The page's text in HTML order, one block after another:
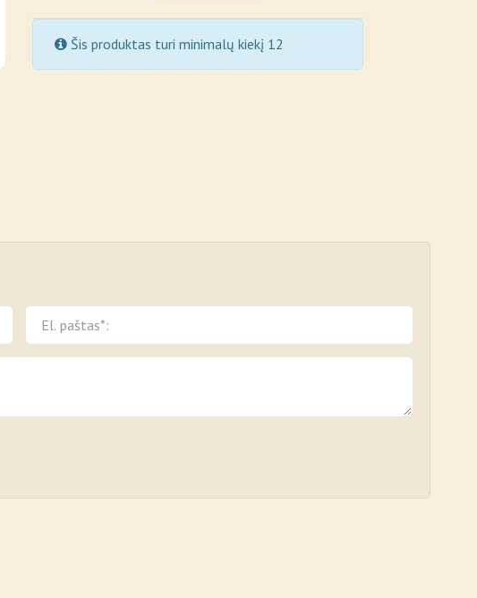
Šis produktas turi minimalų kiekį 12